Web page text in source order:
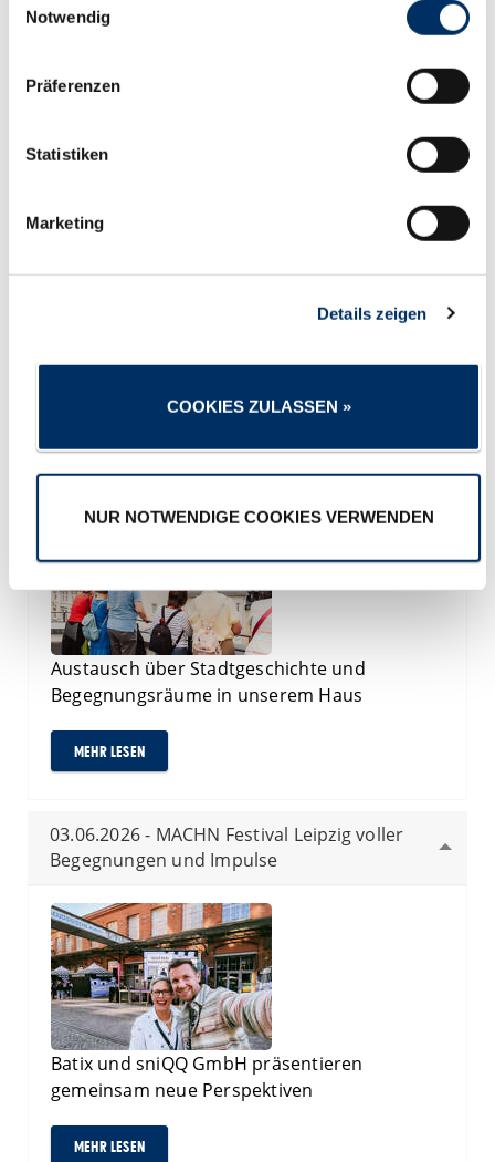
Notwendig
Präferenzen
Statistiken
Marketing
Details zeigen
COOKIES ZULASSEN »
NUR NOTWENDIGE COOKIES VERWENDEN
Würdigung von Menschen, die unsere Region
Austausch über Stadtgeschichte und
Begegnungsräume in unserem Haus
MEHR LESEN
03.06.2026 - MACHN Festival Leipzig voller
Begegnungen und Impulse
Batix und sniQQ GmbH präsentieren
gemeinsam neue Perspektiven
MEHR LESEN